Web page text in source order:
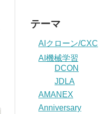
テーマ
AIクローン/CXC
AI機械学習
DCON
JDLA
AMANEX
Anniversary